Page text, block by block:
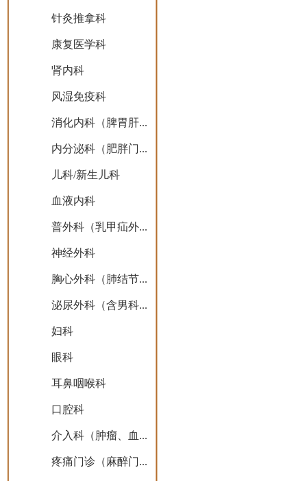
针灸推拿科
康复医学科
肾内科
风湿免疫科
消化内科（脾胃肝...
内分泌科（肥胖门...
儿科/新生儿科
血液内科
普外科（乳甲疝外...
神经外科
胸心外科（肺结节...
泌尿外科（含男科...
妇科
眼科
耳鼻咽喉科
口腔科
介入科（肿瘤、血...
疼痛门诊（麻醉门...